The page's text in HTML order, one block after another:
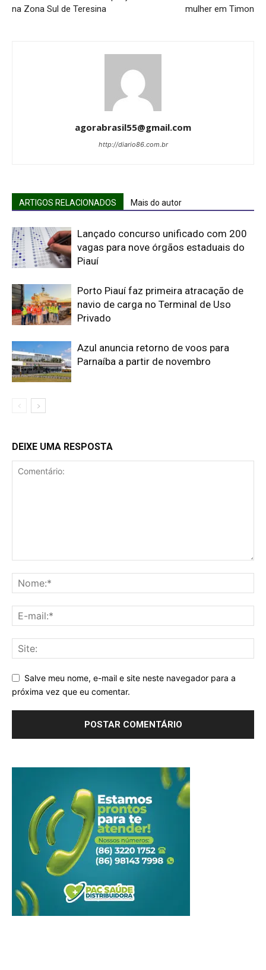
na Zona Sul de Teresina
mulher em Timon
agorabrasil55@gmail.com
http://diario86.com.br
ARTIGOS RELACIONADOS Mais do autor
Lançado concurso unificado com 200
vagas para nove órgãos estaduais do
Piauí
Porto Piauí faz primeira atracação de
navio de carga no Terminal de Uso
Privado
Azul anuncia retorno de voos para
Parnaíba a partir de novembro
DEIXE UMA RESPOSTA
Salve meu nome, e-mail e site neste navegador para a
próxima vez que eu comentar.